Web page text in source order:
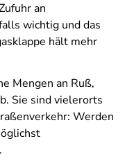
an
wichtig und das
hält mehr
Mengen an Ruß,
Sie sind vielerorts
Werden